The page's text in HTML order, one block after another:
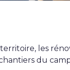
les
du